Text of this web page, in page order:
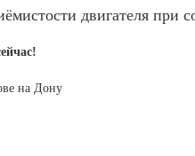
двигателя при